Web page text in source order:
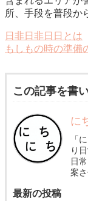
所、手段を普段か
日非日非日日とは
もしもの時の準備
この記事を書
に
「
り
日
案
最新の投稿